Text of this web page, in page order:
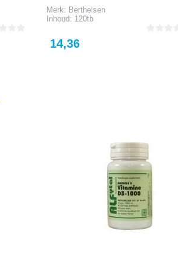
Merk: Berthelsen
Inhoud: 120tb
Prijs
14,36